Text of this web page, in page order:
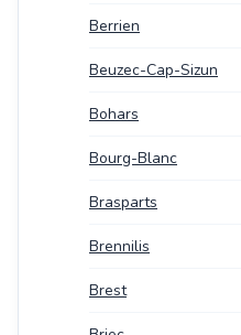
Berrien
Beuzec-Cap-Sizun
Bohars
Bourg-Blanc
Brasparts
Brennilis
Brest